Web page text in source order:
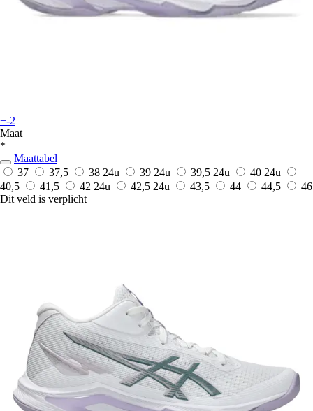
+-2
Maat
*
Maattabel
37
37,5 38 24u 39 24u 39,5 24u 40 24u
40,5
41,5 42 24u 42,5 24u 43,5 44 44,5
46
Dit veld is verplicht